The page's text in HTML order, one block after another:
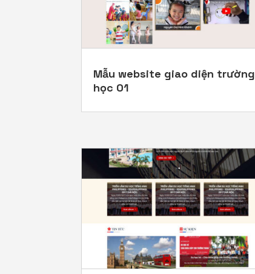
Mẫu website giao diện trường
học 01